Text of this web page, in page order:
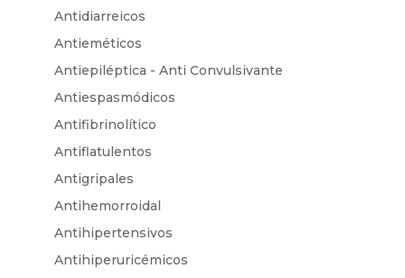
Antidiarreicos
Antieméticos
Antiepiléptica - Anti Convulsivante
Antiespasmódicos
Antifibrinolítico
Antiflatulentos
Antigripales
Antihemorroidal
Antihipertensivos
Antihiperuricémicos